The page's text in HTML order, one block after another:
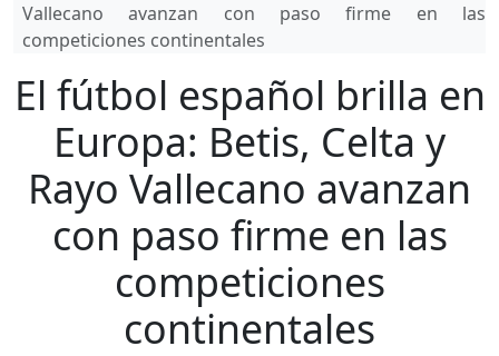
Vallecano avanzan con paso firme en las
competiciones continentales
El fútbol español brilla en
Europa: Betis, Celta y
Rayo Vallecano avanzan
con paso firme en las
competiciones
continentales